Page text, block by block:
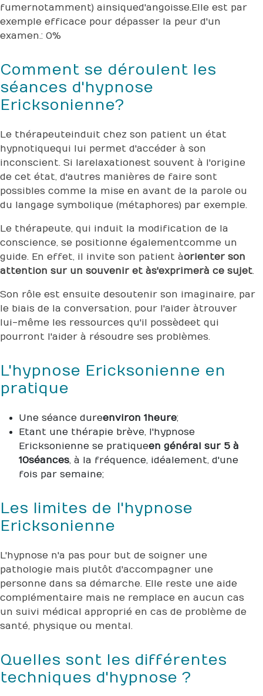
fumer notamment) ainsi que d'angoisse. Elle est par
exemple efficace pour dépasser la peur d'un
examen. : 0%
Comment se déroulent les
séances d'hypnose
Ericksonienne ?
Le thérapeute induit chez son patient un état
hypnotique qui lui permet d'accéder à son
inconscient. Si la relaxation est souvent à l'origine
de cet état, d'autres manières de faire sont
possibles comme la mise en avant de la parole ou
du langage symbolique (métaphores) par exemple.
Le thérapeute, qui induit la modification de la
conscience, se positionne également comme un
guide. En effet, il invite son patient àorienter son
attention sur un souvenir et à s'exprimer à ce sujet.
Son rôle est ensuite de soutenir son imaginaire, par
le biais de la conversation, pour l'aider à trouver
lui-même les ressources qu'il possède et qui
pourront l'aider à résoudre ses problèmes.
L'hypnose Ericksonienne en
pratique
Une séance dureenviron 1 heure;
Etant une thérapie brève, l'hypnose
Ericksonienne se pratiqueen général sur 5 à
10 séances, à la fréquence, idéalement, d'une
fois par semaine ;
Les limites de l'hypnose
Ericksonienne
L'hypnose n'a pas pour but de soigner une
pathologie mais plutôt d'accompagner une
personne dans sa démarche. Elle reste une aide
complémentaire mais ne remplace en aucun cas
un suivi médical approprié en cas de problème de
santé, physique ou mental.
Quelles sont les différentes
techniques d'hypnose ?